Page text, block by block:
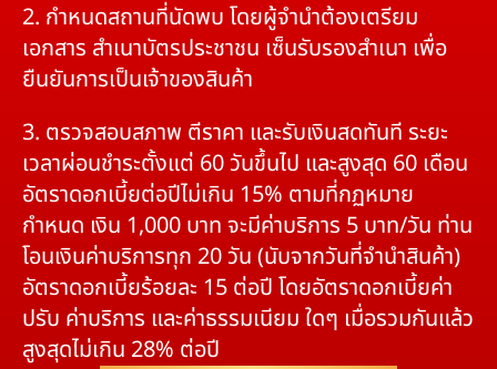
2. กำหนดสถานที่นัดพบ โดยผู้จำนำต้องเตรียม
เอกสาร สำเนาบัตรประชาชน เซ็นรับรองสำเนา เพื่อ
ยืนยันการเป็นเจ้าของสินค้า
3. ตรวจสอบสภาพ ตีราคา และรับเงินสดทันที ระยะ
เวลาผ่อนชำระตั้งแต่ 60 วันขึ้นไป และสูงสุด 60 เดือน
อัตราดอกเบี้ยต่อปีไม่เกิน 15% ตามที่กฏหมาย
กำหนด เงิน 1,000 บาท จะมีค่าบริการ 5 บาท/วัน ท่าน
โอนเงินค่าบริการทุก 20 วัน (นับจากวันที่จำนำสินค้า)
อัตราดอกเบี้ยร้อยละ 15 ต่อปี โดยอัตราดอกเบี้ยค่า
ปรับ ค่าบริการ และค่าธรรมเนียม ใดๆ เมื่อรวมกันแล้ว
สูงสุดไม่เกิน 28% ต่อปี